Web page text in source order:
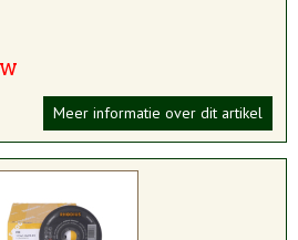
Meer informatie over dit artikel